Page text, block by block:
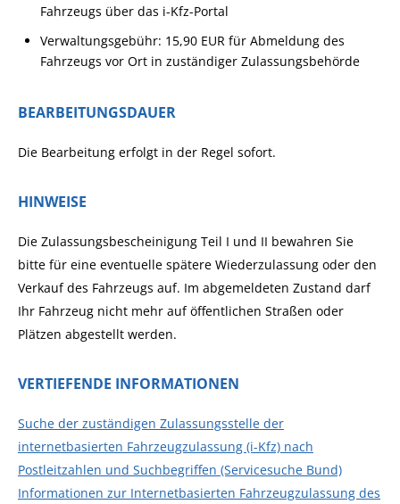
Fahrzeugs über das i-Kfz-Portal
Verwaltungsgebühr: 15,90 EUR für Abmeldung des
Fahrzeugs vor Ort in zuständiger Zulassungsbehörde
BEARBEITUNGSDAUER
Die Bearbeitung erfolgt in der Regel sofort.
HINWEISE
Die Zulassungsbescheinigung Teil I und II bewahren Sie
bitte für eine eventuelle spätere Wiederzulassung oder den
Verkauf des Fahrzeugs auf. Im abgemeldeten Zustand darf
Ihr Fahrzeug nicht mehr auf öffentlichen Straßen oder
Plätzen abgestellt werden.
VERTIEFENDE INFORMATIONEN
Suche der zuständigen Zulassungsstelle der
internetbasierten Fahrzeugzulassung (i-Kfz) nach
Postleitzahlen und Suchbegriffen (Servicesuche Bund)
Informationen zur Internetbasierten Fahrzeugzulassung des